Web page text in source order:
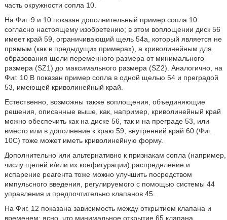
часть окружности сопла 10.
На Фиг. 9 и 10 показан дополнительный пример сопла 10
согласно настоящему изобретению; в этом воплощении диск 56
имеет край 59, ограничивающий щель 54а, который является не
прямым (как в предыдущих примерах), а криволинейным для
образования щели переменного размера от минимального
размера (SZ1) до максимального размера (SZ2). Аналогично, на
Фиг. 10 В показан пример сопла в одной щелью 54 и преградой
53, имеющей криволинейный край.
Естественно, возможны также воплощения, объединяющие
решения, описанные выше, как, например, криволинейный край
можно обеспечить как на диске 56, так и на преграде 53, или
вместо или в дополнение к краю 59, внутренний край 60 (Фиг.
10С) тоже может иметь криволинейную форму.
Дополнительно или альтернативно к признакам сопла (например,
числу щелей и/или их конфигурации) распределение и
испарение реагента тоже можно улучшить посредством
импульсного введения, регулируемого с помощью системы 44
управления и предпочтительно клапанов 45.
На Фиг. 12 показана зависимость между открытием клапана и
временем; ясно, что минимальное открытие 65 клапана,